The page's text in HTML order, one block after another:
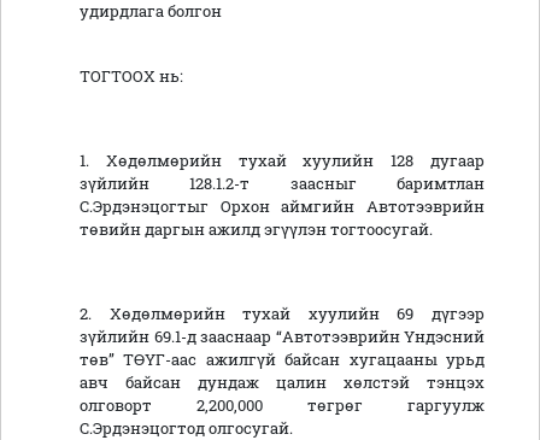
удирдлага болгон
ТОГТООХ нь:
1. Хөдөлмөрийн тухай хуулийн 128 дугаар
зүйлийн 128.1.2-т заасныг баримтлан
С.Эрдэнэцогтыг Орхон аймгийн Автотээврийн
төвийн даргын ажилд эгүүлэн тогтоосугай.
2. Хөдөлмөрийн тухай хуулийн 69 дүгээр
зүйлийн 69.1-д зааснаар “Автотээврийн Үндэсний
төв” ТӨҮГ-аас ажилгүй байсан хугацааны урьд
авч байсан дундаж цалин хөлстэй тэнцэх
олговорт 2,200,000 төгрөг гаргуулж
С.Эрдэнэцогтод олгосугай.